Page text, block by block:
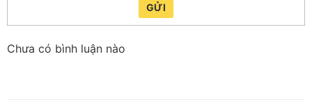
GỬI
Chưa có bình luận nào